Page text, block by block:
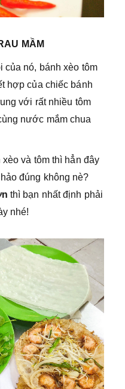
MẦM
nó, bánh xèo tôm
hợp của chiếc bánh
với rất nhiều tôm
nước mắm chua
và tôm thì hẳn đây
đúng không nè?
thì bạn nhất định phải
nhé!